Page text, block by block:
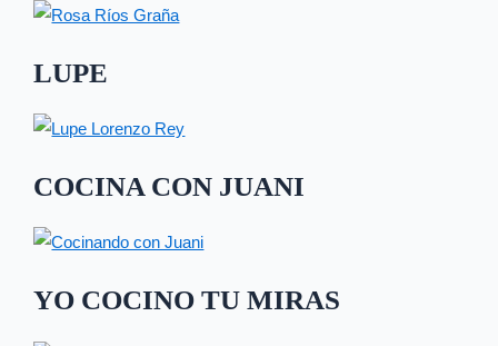
LUPE
COCINA CON JUANI
YO COCINO TU MIRAS